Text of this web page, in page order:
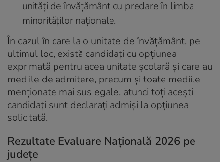
unități de învățământ cu predare în limba
minorităților naționale.
În cazul în care la o unitate de învățământ, pe
ultimul loc, există candidați cu opțiunea
exprimată pentru acea unitate școlară și care au
mediile de admitere, precum și toate mediile
menționate mai sus egale, atunci toți acești
candidați sunt declarați admiși la opțiunea
solicitată.
Rezultate Evaluare Naţională 2026 pe
judeţe